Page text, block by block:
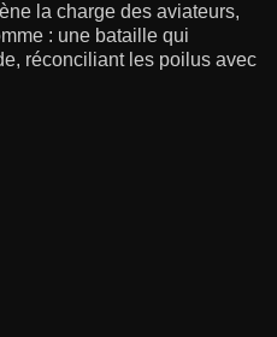
la charge des aviateurs,
: une bataille qui
réconciliant les poilus avec